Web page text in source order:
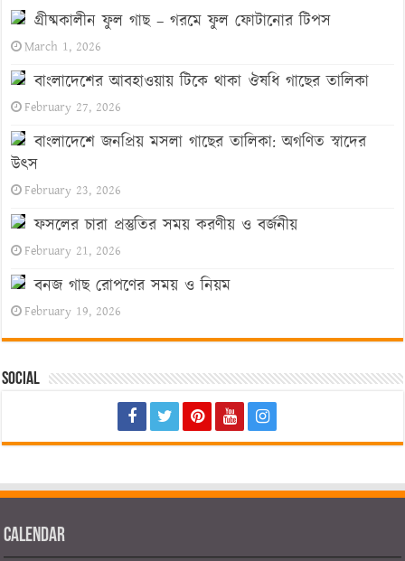
গ্রীষ্মকালীন ফুল গাছ – গরমে ফুল ফোটানোর টিপস
March 1, 2026
বাংলাদেশের আবহাওয়ায় টিকে থাকা ঔষধি গাছের তালিকা
February 27, 2026
বাংলাদেশে জনপ্রিয় মসলা গাছের তালিকা: অগণিত স্বাদের
উৎস
February 23, 2026
ফসলের চারা প্রস্তুতির সময় করণীয় ও বর্জনীয়
February 21, 2026
বনজ গাছ রোপণের সময় ও নিয়ম
February 19, 2026
Social
Calendar